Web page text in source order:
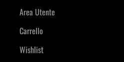
Area Utente
Carrello
Wishlist